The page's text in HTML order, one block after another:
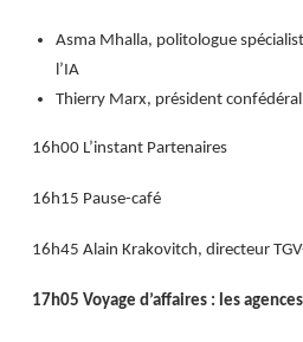
Asma Mhalla, politologue
l’IA
Thierry Marx, président
16h00 L’instant Partenaires
16h15 Pause-café
16h45 Alain Krakovitch, directeur
17h05 Voyage d’affaires : les